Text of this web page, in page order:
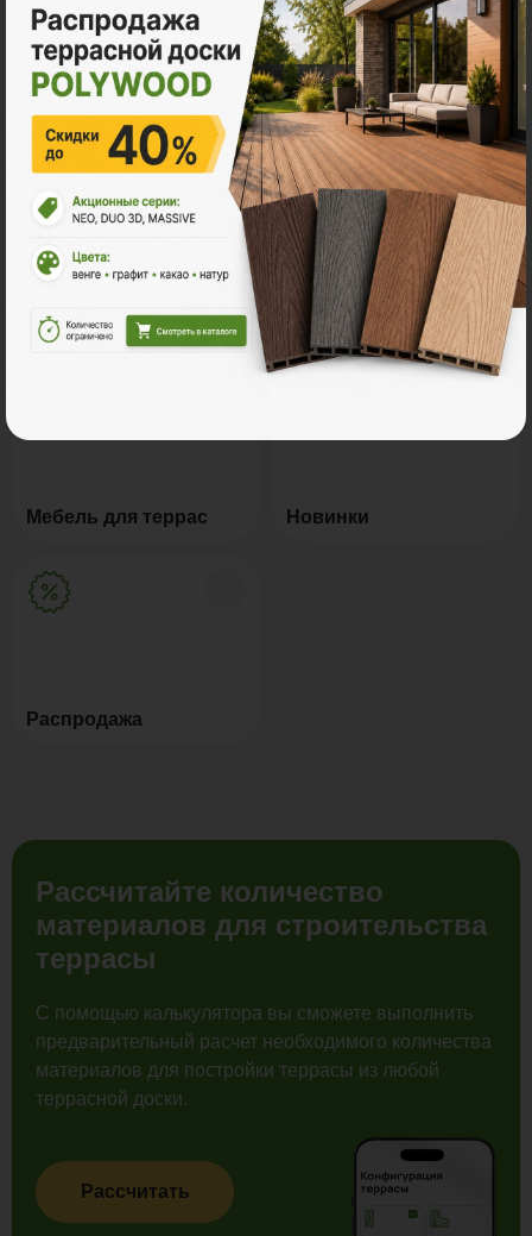
Натуральное дерево Маркизы и перголы
Грядки из ДПК Керамогранит
Мебель для террас Новинки
Распродажа
Рассчитайте количество
материалов для строительства
террасы
С помощью калькулятора вы сможете выполнить
предварительный расчет необходимого количества
материалов для постройки террасы из любой
террасной доски.
Рассчитать